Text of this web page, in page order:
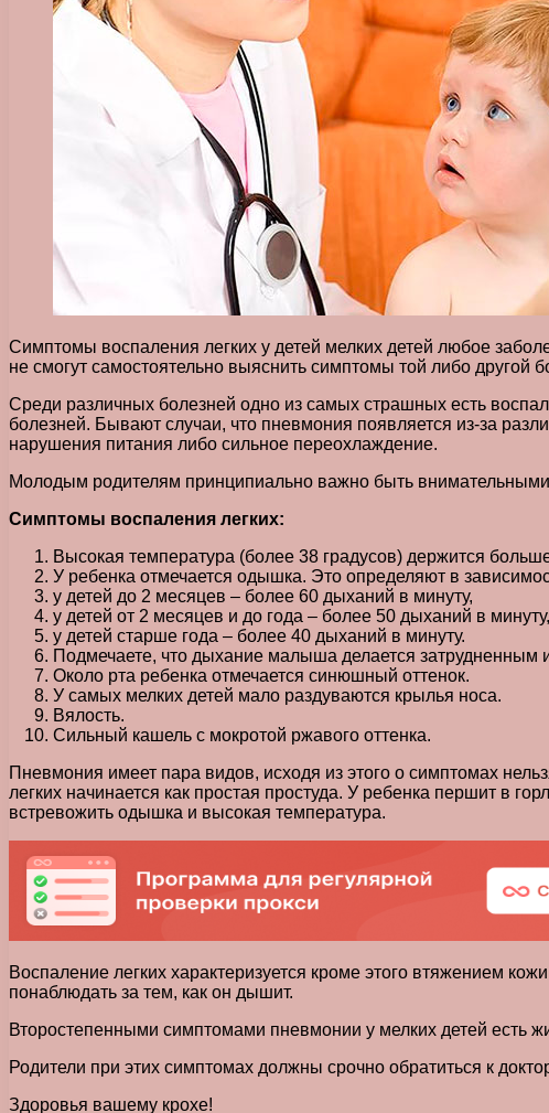
Симптомы воспаления легких у детей мелких детей любое
не смогут самостоятельно выяснить симптомы той либо другой
Среди различных болезней одно из самых страшных есть
болезней. Бывают случаи, что пневмония появляется из-за
нарушения питания либо сильное переохлаждение.
Молодым родителям принципиально важно быть
Симптомы воспаления легких:
Высокая температура (более 38 градусов) держится
У ребенка отмечается одышка. Это определяют в
у детей до 2 месяцев – более 60 дыханий в минуту,
у детей от 2 месяцев и до года – более 50 дыханий в минуту,
у детей старше года – более 40 дыханий в минуту.
Подмечаете, что дыхание малыша делается затрудненным
Около рта ребенка отмечается синюшный оттенок.
У самых мелких детей мало раздуваются крылья носа.
Вялость.
Сильный кашель с мокротой ржавого оттенка.
Пневмония имеет пара видов, исходя из этого о симптомах
легких начинается как простая простуда. У ребенка першит в
встревожить одышка и высокая температура.
Воспаление легких характеризуется кроме этого втяжением
понаблюдать за тем, как он дышит.
Второстепенными симптомами пневмонии у мелких детей есть
Родители при этих симптомах должны срочно обратиться к
Здоровья вашему крохе!